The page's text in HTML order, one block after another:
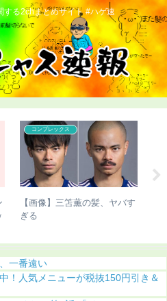
する2chまとめサイト #ハゲ速
コンプレックス
【画像】三笘薫の髪、ヤバす
ぎる
一番遠い
！人気メニューが税抜150円引き＆